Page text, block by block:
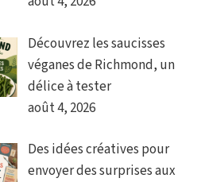
Découvrez les saucisses
véganes de Richmond, un
délice à tester
août 4, 2026
Des idées créatives pour
envoyer des surprises aux